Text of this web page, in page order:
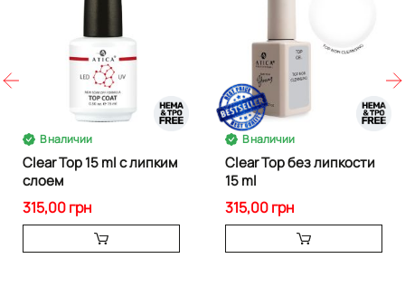
В наличии
Clear Top 15 ml с липким
слоем
315,00 грн
В наличии
Clear Top без липкости
15 ml
315,00 грн